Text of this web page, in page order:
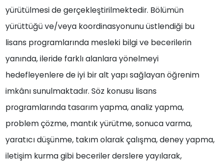
yürütülmesi de gerçekleştirilmektedir. Bölümün
yürüttüğü ve/veya koordinasyonunu üstlendiği bu
lisans programlarında mesleki bilgi ve becerilerin
yanında, ileride farklı alanlara yönelmeyi
hedefleyenlere de iyi bir alt yapı sağlayan öğrenim
imkânı sunulmaktadır. Söz konusu lisans
programlarında tasarım yapma, analiz yapma,
problem çözme, mantık yürütme, sonuca varma,
yaratıcı düşünme, takım olarak çalışma, deney yapma,
iletişim kurma gibi beceriler derslere yayılarak,